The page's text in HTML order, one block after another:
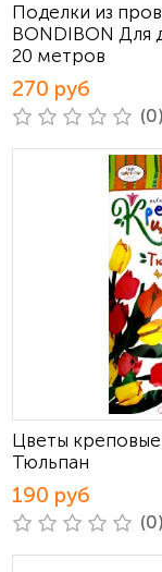
Поделки из
BONDIBON Для
20 метров
270 руб
Цветы
Тюльпан
190 руб